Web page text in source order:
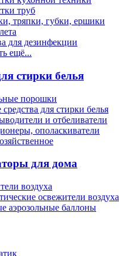
труб
тряпки, губки, ершики
для дезинфекции
ещё...
стирки белья
порошки
для стирки белья
и отбеливатели
ополаскиватели
для дома
воздуха
освежители воздуха
аэрозольные баллоны